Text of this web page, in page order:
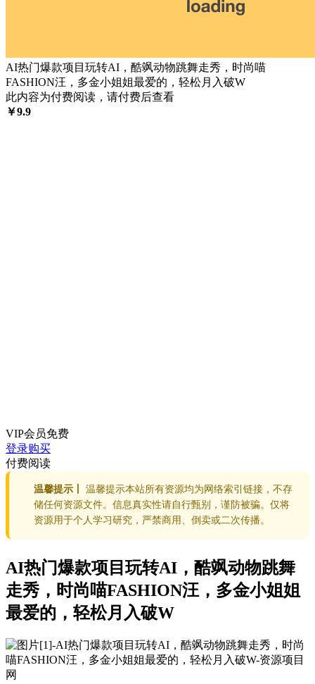
AI热门爆款项目玩转AI，酷飒动物跳舞走秀，时尚喵
FASHION汪，多金小姐姐最爱的，轻松月入破W
此内容为付费阅读，请付费后查看
￥9.9
VIP会员免费
登录购买
付费阅读
温馨提示丨
温馨提示本站所有资源均为网络索引链接，不存
储任何资源文件。信息真实性请自行甄别，谨防被骗。仅将
资源用于个人学习研究，严禁商用、倒卖或二次传播。
AI热门爆款项目玩转AI，酷飒动物跳舞
走秀，时尚喵FASHION汪，多金小姐姐
最爱的，轻松月入破W